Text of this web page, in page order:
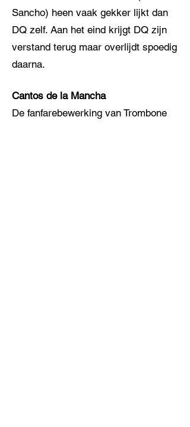
Sancho) heen vaak gekker lijkt dan
DQ zelf. Aan het eind krijgt DQ zijn
verstand terug maar overlijdt spoedig
daarna.
Cantos de la Mancha
De fanfarebewerking van Trombone